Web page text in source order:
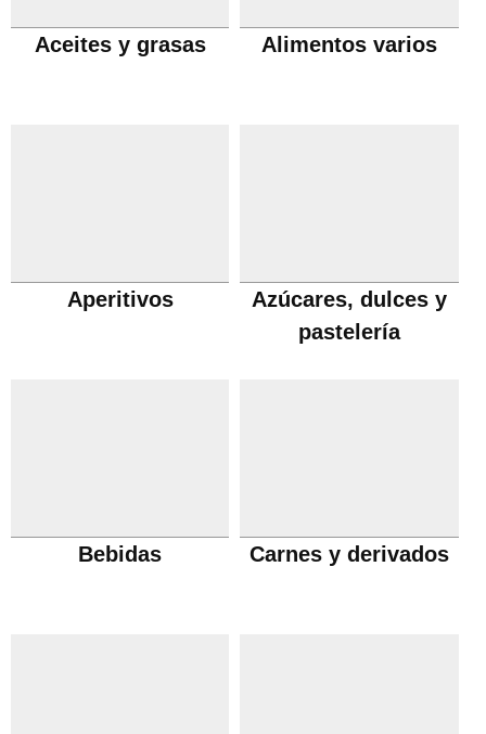
Aceites y grasas Alimentos varios
Aperitivos
Azúcares, dulces y
pastelería
Bebidas Carnes y derivados